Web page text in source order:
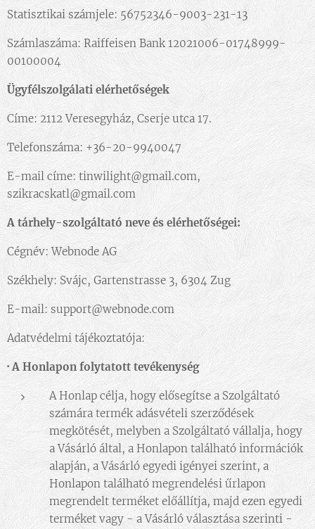
Statisztikai számjele: 56752346-9003-231-13
Számlaszáma: Raiffeisen Bank 12021006-01748999-
00100004
Ügyfélszolgálati elérhetőségek
Címe: 2112 Veresegyház, Cserje utca 17.
Telefonszáma: +36-20-9940047
E-mail címe: tinwilight@gmail.com,
szikracskatl@gmail.com
A tárhely-szolgáltató neve és elérhetőségei:
Cégnév: Webnode AG
Székhely: Svájc, Gartenstrasse 3, 6304 Zug
E-mail: support@webnode.com
Adatvédelmi tájékoztatója:
·A Honlapon folytatott tevékenység
A Honlap célja, hogy elősegítse a Szolgáltató
számára termék adásvételi szerződések
megkötését, melyben a Szolgáltató vállalja, hogy
a Vásárló által, a Honlapon található információk
alapján, a Vásárló egyedi igényei szerint, a
Honlapon található megrendelési űrlapon
megrendelt terméket előállítja, majd ezen egyedi
terméket vagy - a Vásárló választása szerinti -